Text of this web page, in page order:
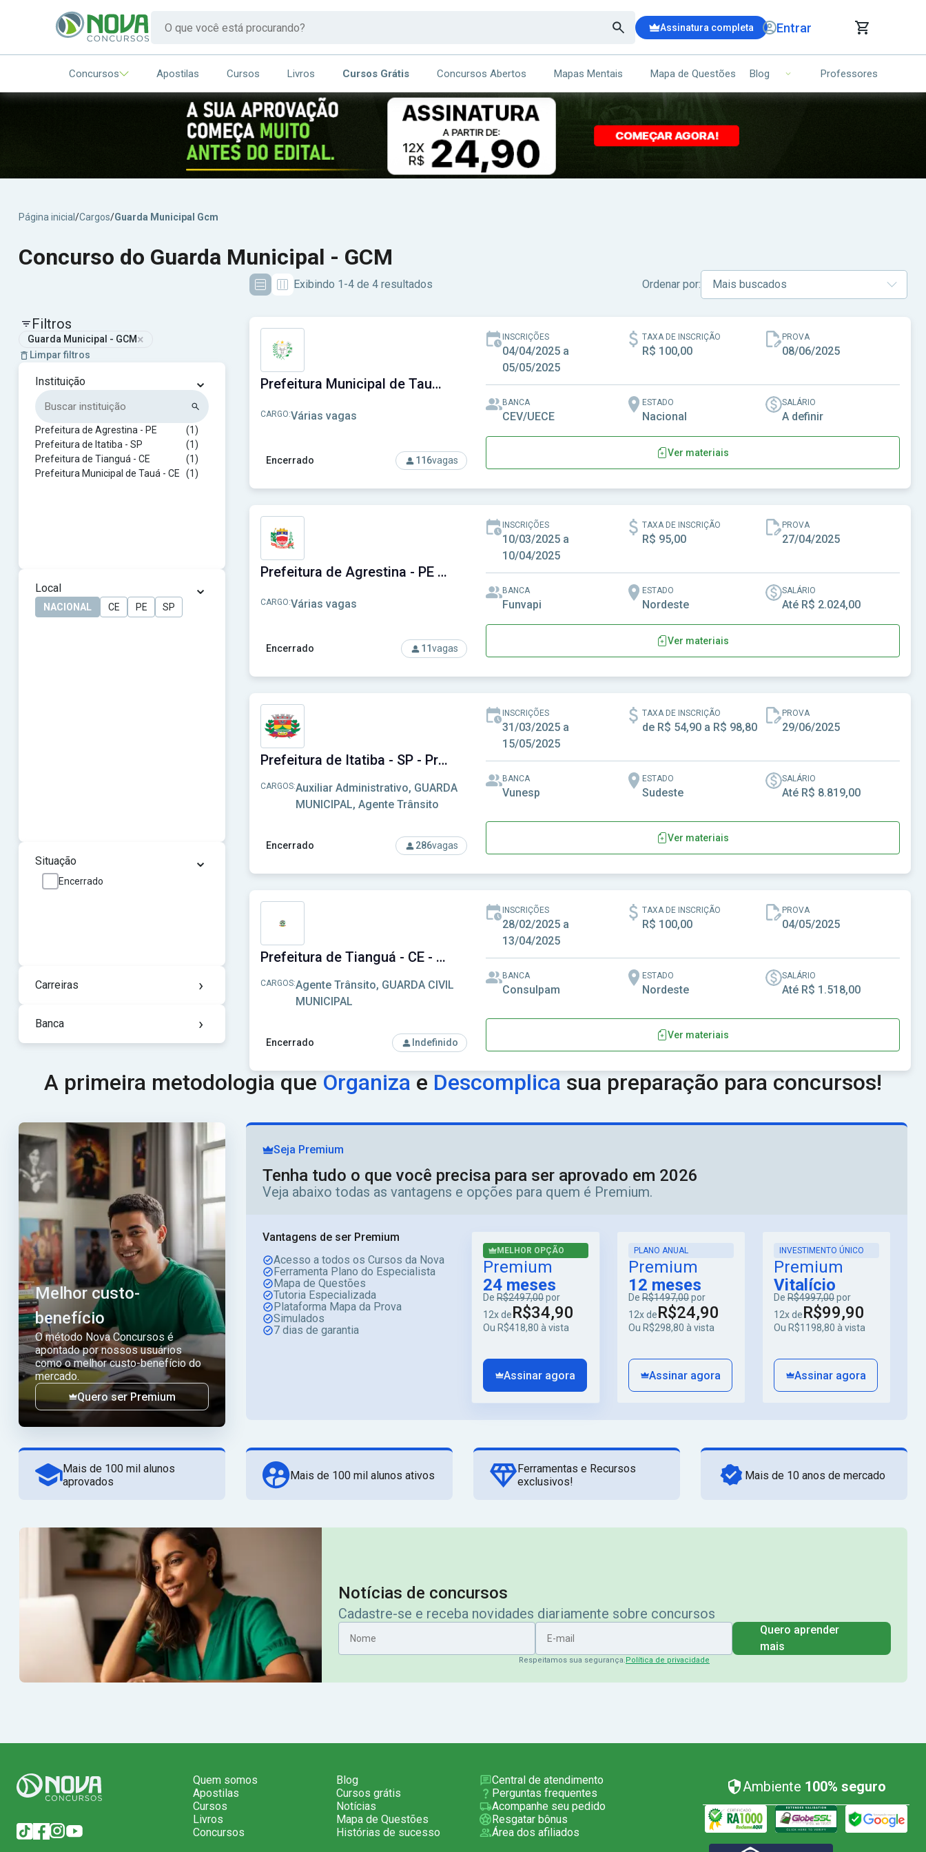
Assinatura completa Entrar
CARRINHO DE COMPRAS
ITENS (00)
Ops!
Seu carrinho ainda está vazio.
Concursos Apostilas Cursos Livros Cursos Grátis Concursos Abertos Mapas Mentais Mapa de Questões Blog Professores
Página inicial /Cargos/Guarda Municipal Gcm
Concurso do Guarda Municipal - GCM
Exibindo 1-4 de 4 resultados Ordenar por:
Filtros
Guarda Municipal - GCM×
Limpar filtros
Instituição ⌄
Prefeitura de Agrestina - PE
(1)
Prefeitura de Itatiba - SP
(1)
Prefeitura de Tianguá - CE
(1)
Prefeitura Municipal de Tauá - CE
(1)
Local ⌄
NACIONAL CE PE SP
Situação ⌄
Encerrado
Carreiras ›
Banca ›
Encerrado 116vagas
Prefeitura Municipal de Tauá - CE
CARGO:Várias vagas
INSCRIÇÕES
04/04/2025 a
05/05/2025
TAXA DE INSCRIÇÃO
R$ 100,00
PROVA
08/06/2025
BANCA
CEV/UECE
ESTADO
Nacional
SALÁRIO
A definir
Ver materiais
Encerrado 11vagas
Prefeitura de Agrestina - PE - Prefeitura Municipal de Agrestina - PE
CARGO:Várias vagas
INSCRIÇÕES
10/03/2025 a
10/04/2025
TAXA DE INSCRIÇÃO
R$ 95,00
PROVA
27/04/2025
BANCA
Funvapi
ESTADO
Nordeste
SALÁRIO
Até R$ 2.024,00
Ver materiais
Encerrado 286vagas
Prefeitura de Itatiba - SP - Prefeitura Municipal de Itatiba - SP
CARGOS:Auxiliar Administrativo, GUARDA
MUNICIPAL, Agente Trânsito
INSCRIÇÕES
31/03/2025 a
15/05/2025
TAXA DE INSCRIÇÃO
de R$ 54,90 a R$ 98,80
PROVA
29/06/2025
BANCA
Vunesp
ESTADO
Sudeste
SALÁRIO
Até R$ 8.819,00
Ver materiais
Encerrado Indefinido
Prefeitura de Tianguá - CE - Prefeitura Municipal de Tianguá - CE
CARGOS:Agente Trânsito, GUARDA CIVIL
MUNICIPAL
INSCRIÇÕES
28/02/2025 a
13/04/2025
TAXA DE INSCRIÇÃO
R$ 100,00
PROVA
04/05/2025
BANCA
Consulpam
ESTADO
Nordeste
SALÁRIO
Até R$ 1.518,00
Ver materiais
A primeira metodologia que Organiza e Descomplica sua preparação para concursos!
Melhor custo-
benefício
O método Nova Concursos é
apontado por nossos usuários
como o melhor custo-benefício do
mercado.
Quero ser Premium
Seja Premium
Tenha tudo o que você precisa para ser aprovado em 2026
Veja abaixo todas as vantagens e opções para quem é Premium.
Vantagens de ser Premium
Acesso a todos os Cursos da Nova
Ferramenta Plano do Especialista
Mapa de Questões
Tutoria Especializada
Plataforma Mapa da Prova
Simulados
7 dias de garantia
MELHOR OPÇÃO
Premium
24 meses
De R$2497,00por
12x deR$34,90
Ou R$418,80 à vista
Assinar agora
PLANO ANUAL
Premium
12 meses
De R$1497,00por
12x deR$24,90
Ou R$298,80 à vista
Assinar agora
INVESTIMENTO ÚNICO
Premium
Vitalício
De R$4997,00por
12x deR$99,90
Ou R$1198,80 à vista
Assinar agora
Mais de 100 mil alunos
aprovados
Mais de 100 mil alunos ativos
Ferramentas e Recursos
exclusivos!
Mais de 10 anos de mercado
Notícias de concursos
Cadastre-se e receba novidades diariamente sobre concursos
Nome
E-mail
Quero aprender
mais
Respeitamos sua segurança.Política de privacidade
Quem somos
Apostilas
Cursos
Livros
Concursos
Blog
Cursos grátis
Notícias
Mapa de Questões
Histórias de sucesso
Central de atendimento
Perguntas frequentes
Acompanhe seu pedido
Resgatar bônus
Área dos afiliados
Ambiente 100% seguro